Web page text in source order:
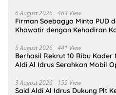
6 August 2026 463 View
Firman Soebagyo Minta PUD
Khawatir dengan Kehadiran
5 August 2026 441 View
Berhasil Rekrut 10 Ribu Kader
Aldi Al Idrus Serahkan Mobil
3 August 2026 159 View
Said Aldi Al Idrus Dukung Plt